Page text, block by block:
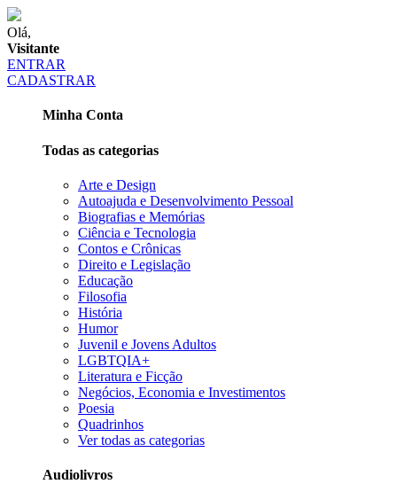
Olá,
Visitante
ENTRAR
CADASTRAR
Minha Conta
Todas as categorias
Arte e Design
Autoajuda e Desenvolvimento Pessoal
Biografias e Memórias
Ciência e Tecnologia
Contos e Crônicas
Direito e Legislação
Educação
Filosofia
História
Humor
Juvenil e Jovens Adultos
LGBTQIA+
Literatura e Ficção
Negócios, Economia e Investimentos
Poesia
Quadrinhos
Ver todas as categorias
Audiolivros